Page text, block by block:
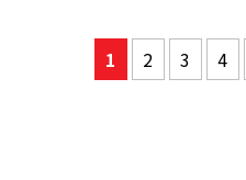
1 2 3 4